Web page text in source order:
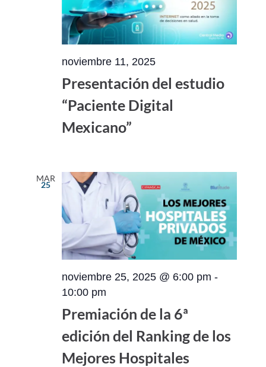
noviembre 11, 2025
Presentación del estudio
“Paciente Digital
Mexicano”
MAR
25
noviembre 25, 2025 @ 6:00 pm -
10:00 pm
Premiación de la 6ª
edición del Ranking de los
Mejores Hospitales